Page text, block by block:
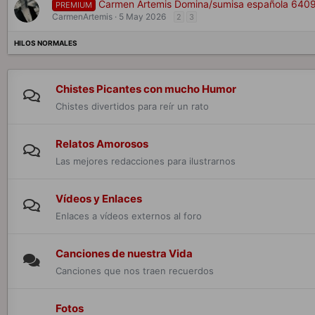
PREMIUM Carmen Artemis Domina/sumisa española
CarmenArtemis 5 May 2026 2 3
Chistes Picantes con mucho Humor
Chistes divertidos para reír un rato
Relatos Amorosos
Las mejores redacciones para ilustrarnos
Vídeos y Enlaces
Enlaces a vídeos externos al foro
Canciones de nuestra Vida
Canciones que nos traen recuerdos
Fotos